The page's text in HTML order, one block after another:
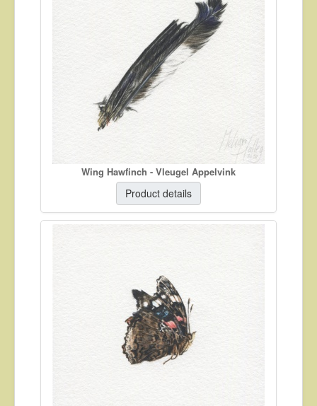
Wing Hawfinch - Vleugel Appelvink
Product details